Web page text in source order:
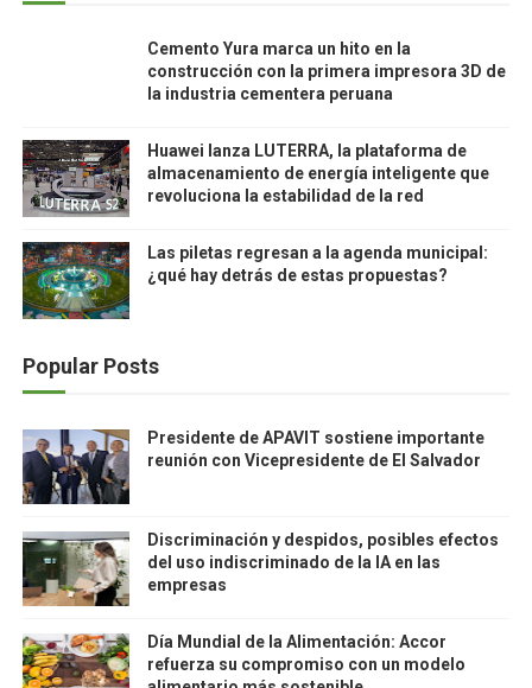
Cemento Yura marca un hito en la
construcción con la primera impresora 3D de
la industria cementera peruana
Huawei lanza LUTERRA, la plataforma de
almacenamiento de energía inteligente que
revoluciona la estabilidad de la red
Las piletas regresan a la agenda municipal:
¿qué hay detrás de estas propuestas?
Popular Posts
Presidente de APAVIT sostiene importante
reunión con Vicepresidente de El Salvador
Discriminación y despidos, posibles efectos
del uso indiscriminado de la IA en las
empresas
Día Mundial de la Alimentación: Accor
refuerza su compromiso con un modelo